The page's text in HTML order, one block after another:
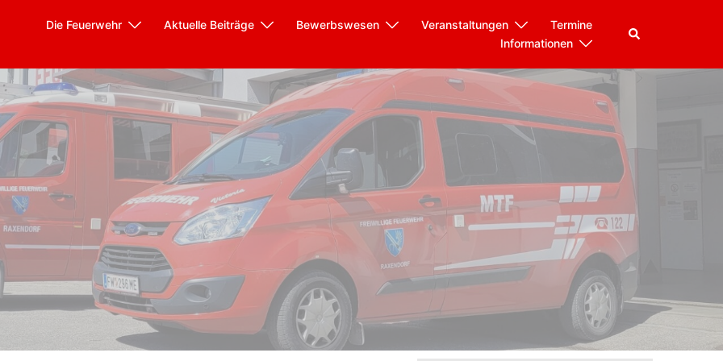
Die Feuerwehr Aktuelle Beiträge Bewerbswesen Veranstaltungen
Termine
Informationen
Suche